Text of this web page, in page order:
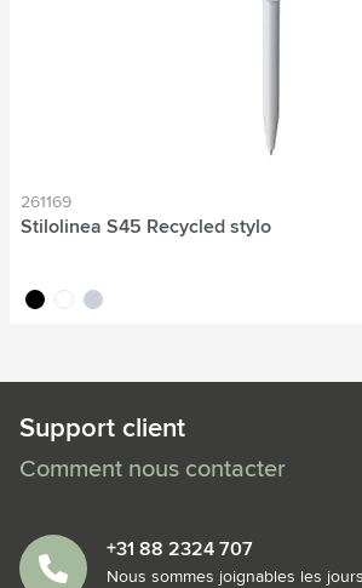
261169
Stilolinea S45 Recycled stylo
noir blancgris
Support client
Comment nous contacter
+31 88 2324 707
Nous sommes joignables les